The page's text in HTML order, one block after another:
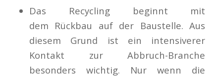
Das Recycling beginnt mit
dem Rückbau auf der Baustelle. Aus
diesem Grund ist ein intensiverer
Kontakt zur Abbruch-Branche
besonders wichtig. Nur wenn die